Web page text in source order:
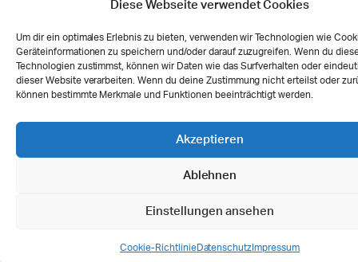
Diese Webseite verwendet Cookies
Um dir ein optimales Erlebnis zu bieten, verwenden wir Technologien wie
Geräteinformationen zu speichern und/oder darauf zuzugreifen. Wenn du
Technologien zustimmst, können wir Daten wie das Surfverhalten oder
dieser Website verarbeiten. Wenn du deine Zustimmung nicht erteilst oder
können bestimmte Merkmale und Funktionen beeinträchtigt werden.
Akzeptieren
Ablehnen
Einstellungen ansehen
Cookie-RichtlinieDatenschutz Impressum